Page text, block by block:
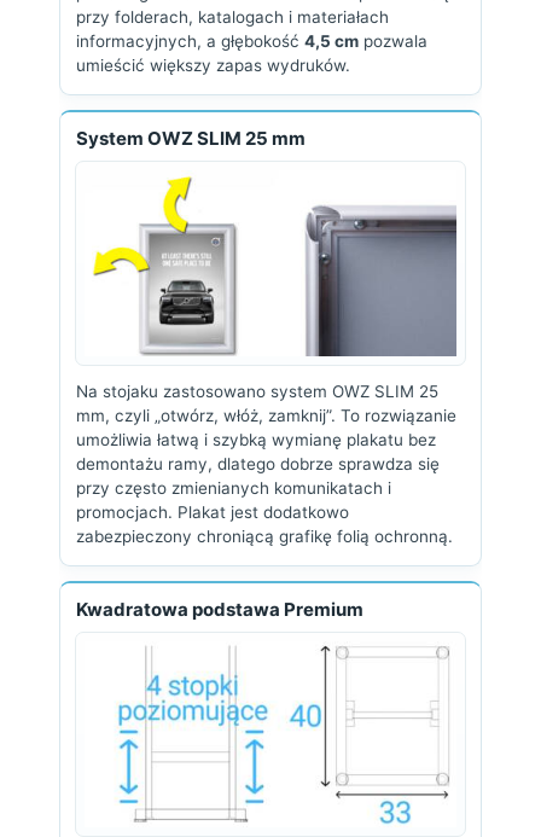
przy folderach, katalogach i materiałach
informacyjnych, a głębokość 4,5 cm pozwala
umieścić większy zapas wydruków.
System OWZ SLIM 25 mm
Na stojaku zastosowano system OWZ SLIM 25
mm, czyli „otwórz, włóż, zamknij”. To rozwiązanie
umożliwia łatwą i szybką wymianę plakatu bez
demontażu ramy, dlatego dobrze sprawdza się
przy często zmienianych komunikatach i
promocjach. Plakat jest dodatkowo
zabezpieczony chroniącą grafikę folią ochronną.
Kwadratowa podstawa Premium